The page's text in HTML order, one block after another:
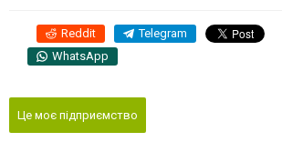
Reddit Telegram
WhatsApp
Це моє підприємство